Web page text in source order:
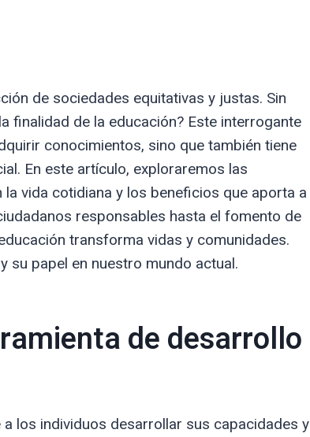
de sociedades equitativas y justas. Sin
finalidad de la educación? Este interrogante
conocimientos, sino que también tiene
En este artículo, exploraremos las
vida cotidiana y los beneficios que aporta a
responsables hasta el fomento de
transforma vidas y comunidades.
su papel en nuestro mundo actual.
de desarrollo
los individuos desarrollar sus capacidades y